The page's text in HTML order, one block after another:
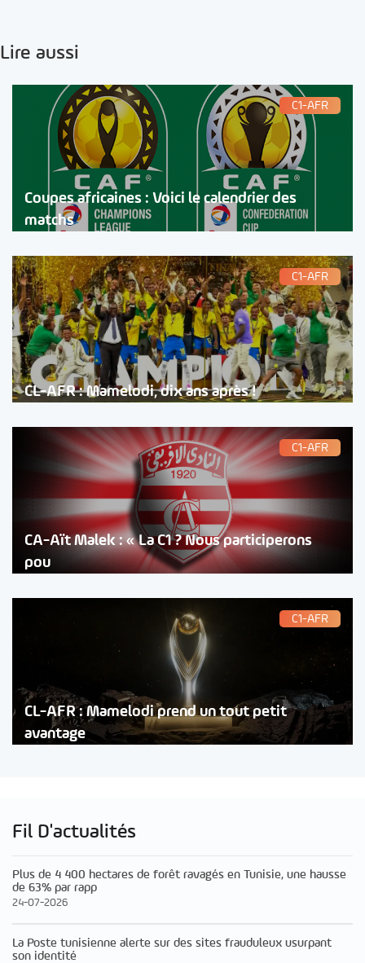
Lire aussi
C1-AFR
Coupes africaines : Voici le calendrier des
matchs
C1-AFR
CL-AFR : Mamelodi, dix ans après !
C1-AFR
CA-Aït Malek : « La C1 ? Nous participerons
pou
C1-AFR
CL-AFR : Mamelodi prend un tout petit
avantage
Fil D'actualités
Plus de 4 400 hectares de forêt ravagés en Tunisie, une hausse
de 63% par rapp
24-07-2026
La Poste tunisienne alerte sur des sites frauduleux usurpant
son identité